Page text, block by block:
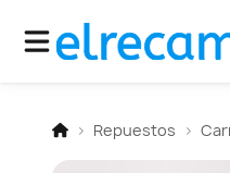
Repuestos